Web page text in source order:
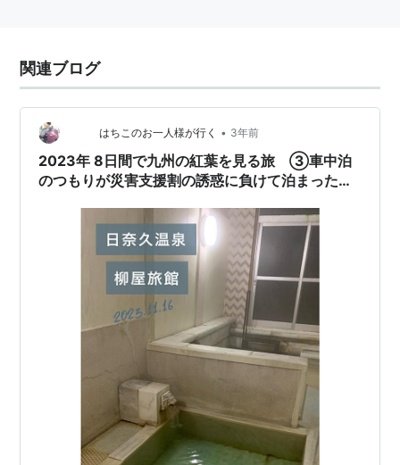
関連ブログ
はちこのお一人様が行く • 3年前
2023年 8日間で九州の紅葉を見る旅 ③車中泊
のつもりが災害支援割の誘惑に負けて泊まった、